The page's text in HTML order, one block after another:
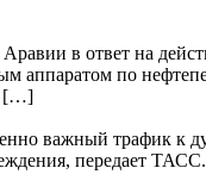
в ответ на
аппаратом по
[…]
важный трафик к
передает